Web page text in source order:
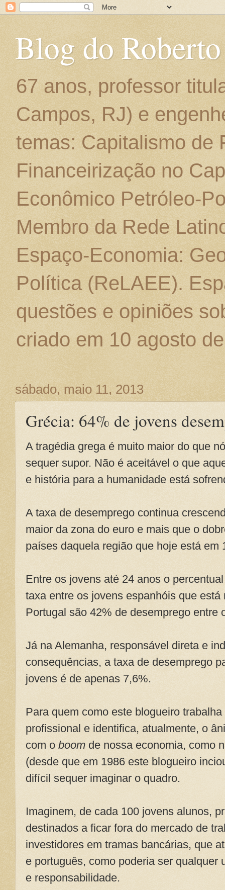
Blog do
67 anos, professor
Campos, RJ) e
temas: Capitalismo de
Financeirização no
Econômico Petróleo-
Membro da Rede
Espaço-Economia:
Política (ReLAEE).
questões e opiniões
criado em 10 agosto
sábado, maio 11, 2013
Grécia: 64% de jovens
A tragédia grega é muito maior do que
sequer supor. Não é aceitável o que
e história para a humanidade está
A taxa de desemprego continua
maior da zona do euro e mais que o
países daquela região que hoje está em
Entre os jovens até 24 anos o
taxa entre os jovens espanhóis que
Portugal são 42% de desemprego entre
Já na Alemanha, responsável direta e
consequências, a taxa de desemprego
jovens é de apenas 7,6%.
Para quem como este blogueiro
profissional e identifica, atualmente, o
com o boom de nossa economia, como
(desde que em 1986 este blogueiro
difícil sequer imaginar o quadro.
Imaginem, de cada 100 jovens alunos,
destinados a ficar fora do mercado de
investidores em tramas bancárias, que
e português, como poderia ser qualquer
e responsabilidade.